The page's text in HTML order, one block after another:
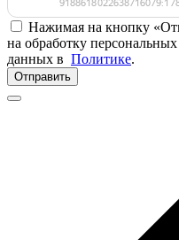
Нажимая на кнопку
на обработку
данных в Политике.
Отправить